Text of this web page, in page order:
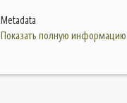
Metadata
Показать полную информацию